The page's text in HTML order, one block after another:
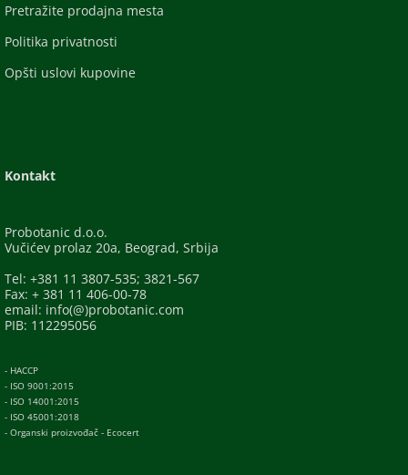
Pretražite prodajna mesta
Politika privatnosti
Opšti uslovi kupovine
Kontakt
Probotanic d.o.o.
Vučićev prolaz 20a, Beograd, Srbija
Tel: +381 11 3807-535; 3821-567
Fax: + 381 11 406-00-78
email: info(@)probotanic.com
PIB: 112295056
- HACCP
- ISO 9001:2015
- ISO 14001:2015
- ISO 45001:2018
- Organski proizvođač - Ecocert